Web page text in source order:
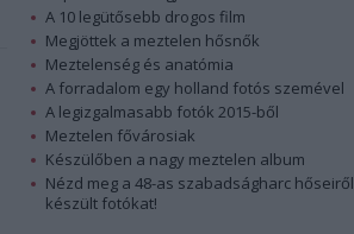
A 10 legütősebb drogos film
Megjöttek a meztelen hősnők
Meztelenség és anatómia
A forradalom egy holland fotós szemével
A legizgalmasabb fotók 2015-ből
Meztelen fővárosiak
Készülőben a nagy meztelen album
Nézd meg a 48-as szabadságharc hőseiről
készült fotókat!